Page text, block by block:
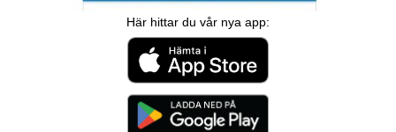
Här hittar du vår nya app: